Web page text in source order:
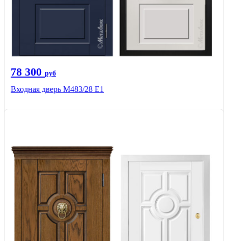
78 300 руб
Входная дверь М483/28 Е1